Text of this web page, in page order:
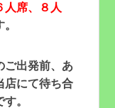
人席、８人
ご出発前、あ
店にて待ち合
。